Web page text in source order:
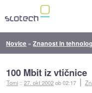
Novice »Znanost in
100 Mbit iz vtičnice
Tomi ::27. okt 2002ob 02:17